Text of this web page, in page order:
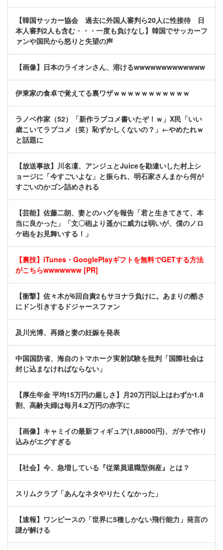
【韓国サッカー協会 過去に外国人審判ら20人に性接待 日
本人審判2人も含む・・・一度も負けなし】韓国でサッカーフ
ァンや国民から怒りと失望の声
【画像】日本のライオンさん、溶けるwwwwwwwwwwwww
伊東家の食卓で覚えてる裏ワザｗｗｗｗｗｗｗｗｗｗｗ
ラノベ作家（52）「新作ラブコメ書いたぞ！ｗ」X民「いい
歳こいてラブコメ（笑）恥ずかしくないの？」←やめたれｗ
と話題に
【放送事故】川名凜、アンジュとJuiceを勘違いした村上シ
ョージに「今すごいよな」と振られ、明石家さんまから何が
すごいのかゴン詰めされる
【芸能】佐藤二朗、妻とのハグを報告「君と生きてきて、本
当に良かった」「文〇砲より遥かに威力は弱いが、僕のノロ
ケ砲をお見舞いする！」
【裏技】iTunes・GooglePlayギフトを無料でGETする方法
がこちらwwwwwww [PR]
【衝撃】佐々木が6回自責2もサヨナラ負けに。あまりの酷さ
にドン引きするドジャースファン
及川光博、再婚と妻の妊娠を発表
中国国防省、海自のトマホーク実射試験を批判「国際社会は
封じ込まなければならない」
【厚生年金 平均15万円の厳しさ】月20万円以上はわずか1.8
割、高齢夫婦は毎月4.2万円の赤字に
【画像】キャミイの最新フィギュア(1,88000円)、ガチで作り
込みがエグすぎる
【社会】今、急増している『従業員退職型倒産』とは？
スリムクラブ「あんなネタやりたくなかった」
【速報】ワンピースの「世界に5種しかない飛行能力」発言の
謎が解ける